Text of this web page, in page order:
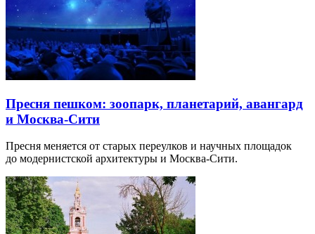
Пресня пешком: зоопарк, планетарий, авангард
и Москва-Сити
Пресня меняется от старых переулков и научных площадок
до модернистской архитектуры и Москва-Сити.